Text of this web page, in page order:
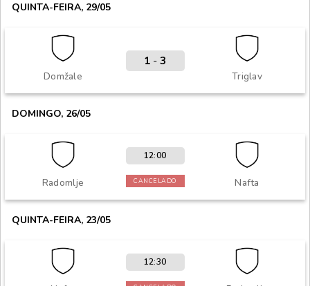
QUINTA-FEIRA, 29/05
Domžale Triglav
1 - 3
DOMINGO, 26/05
Radomlje Nafta
12:00
CANCELADO
QUINTA-FEIRA, 23/05
12:30